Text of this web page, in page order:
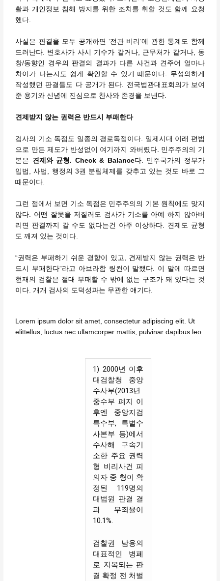
활과 개인정보 침해 방지를 위한 조치를 취할 것도 함께 요청
했다.
사실은 판결을 모두 공개하면 ‘전관 비리’에 관한 통계도 함께
드러난다. 변호사가 사시 기수가 같거나, 근무처가 같거나, 동
창/동향인 경우의 판결의 결과가 다른 사건과 견주어 얼마나
차이가 나는지도 쉽게 확인할 수 있기 때문이다. 무성의하게
작성했던 판결들도 다 공개가 된다. 전국법관대표회의가 보여
준 용기와 신념에 진심으로 찬사와 존경을 보낸다.
견제받지 않는 권력은 반드시 부패한다
검사의 기소 독점도 일종의 경로독점이다. 일제시대 이래 편법
으로 만든 제도가 반성없이 여기까지 와버렸다. 민주주의의 기
본은 견제와 균형. Check & Balance다. 민주국가의 정부가
입법, 사법, 행정의 3권 분립체제를 갖추고 있는 것도 바로 그
때문이다.
그런 점에서 보면 기소 독점은 민주주의의 기본 원칙에도 맞지
않다. 어떤 잘못을 저질러도 검사가 기소를 아예 하지 않아버
리면 판결까지 갈 수도 없다는건 아주 이상하다. 견제도 균형
도 깨져 있는 것이다.
“권력은 부패하기 쉬운 경향이 있고, 견제받지 않는 권력은 반
드시 부패한다”라고 아브라함 링컨이 말했다. 이 말에 따르면
현재의 검찰은 절대 부패할 수 밖에 없는 구조가 돼 있다는 것
이다. 개개 검사의 도덕성과는 무관한 얘기다.
Lorem ipsum dolor sit amet, consectetur adipiscing elit. Ut
elittellus, luctus nec ullamcorper mattis, pulvinar dapibus leo.
1) 2000년 이후
대검찰청 중앙
수사부(2013년
중수부 폐지 이
후엔 중앙지검
특수부, 특별수
사본부 등)에서
수사해 구속기
소한 주요 권력
형 비리사건 피
의자 중 형이 확
정된 119명의
대법원 판결 결
과 무죄율이
10.1%.
검찰권 남용의
대표적인 병폐
로 지목되는 판
결 확정 전 처벌